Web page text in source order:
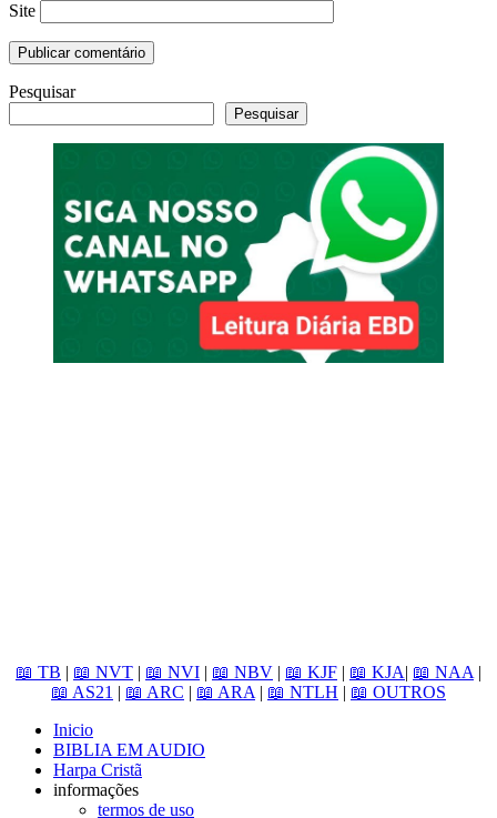
Site
Pesquisar
Pesquisar
📖 TB | 📖 NVT | 📖 NVI | 📖 NBV | 📖 KJF | 📖 KJA| 📖 NAA |
📖 AS21 | 📖 ARC | 📖 ARA | 📖 NTLH | 📖 OUTROS
Inicio
BIBLIA EM AUDIO
Harpa Cristã
informações
termos de uso